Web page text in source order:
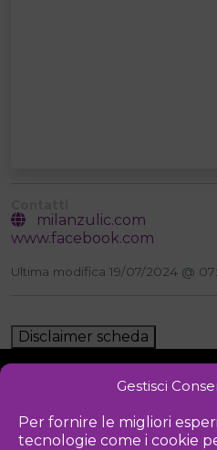
Gestisci
Per fornire le migliori
tecnologie come i cookie
milanzulic.com
www.facebook.com
Ultima modifica 19/07/2024 @
Disclaimer scheda
PRIVACY